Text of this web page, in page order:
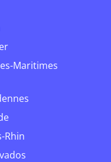
Maritimes
Rhin